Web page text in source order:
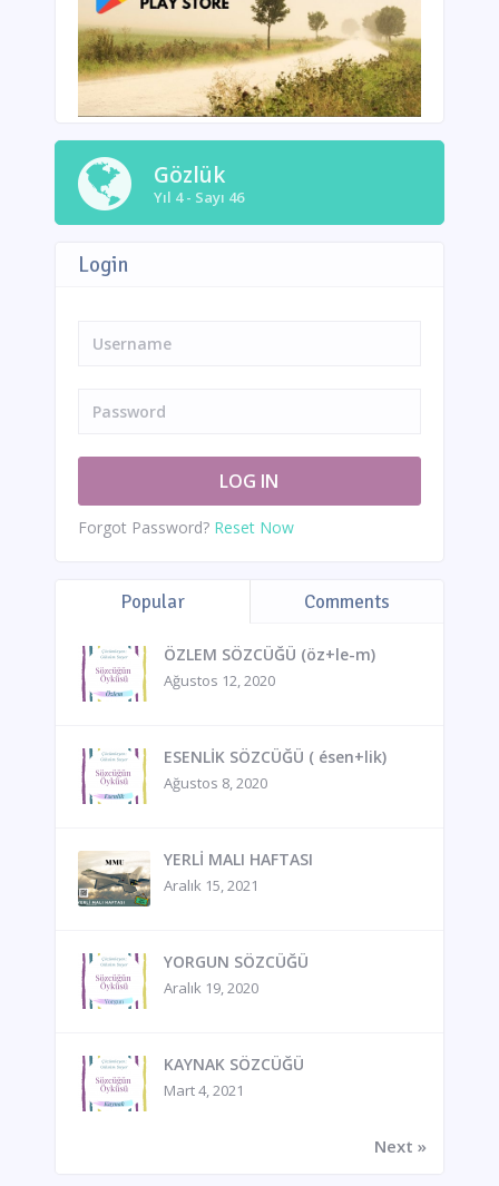
Gözlük
Yıl 4 - Sayı 46
Login
Forgot Password? Reset Now
Popular Comments
ÖZLEM SÖZCÜĞÜ (öz+le-m)
Ağustos 12, 2020
ESENLİK SÖZCÜĞÜ ( ésen+lik)
Ağustos 8, 2020
YERLİ MALI HAFTASI
Aralık 15, 2021
YORGUN SÖZCÜĞÜ
Aralık 19, 2020
KAYNAK SÖZCÜĞÜ
Mart 4, 2021
Next »